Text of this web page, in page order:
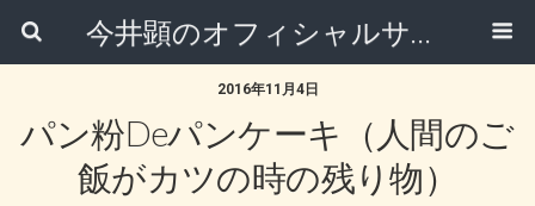
今井顕のオフィシャルサイト
2016年11月4日
パン粉deパンケーキ（人間のご
飯がカツの時の残り物）